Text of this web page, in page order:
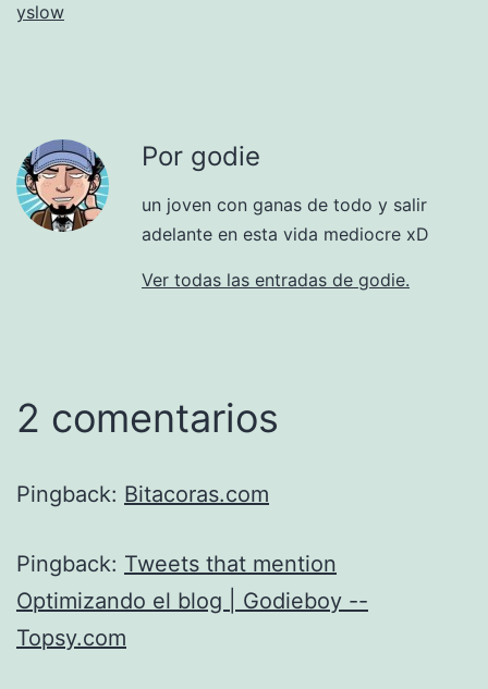
yslow
Por godie
un joven con ganas de todo y salir
adelante en esta vida mediocre xD
Ver todas las entradas de godie.
2 comentarios
Pingback: Bitacoras.com
Pingback: Tweets that mention
Optimizando el blog | Godieboy --
Topsy.com